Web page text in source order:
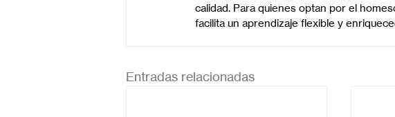
calidad. Para quienes optan por el
facilita un aprendizaje flexible y
Entradas relacionadas